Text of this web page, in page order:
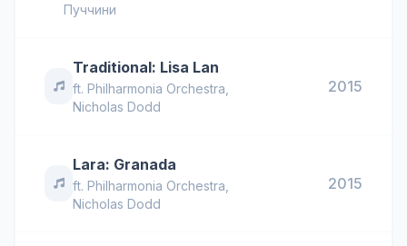
Пуччини
Traditional: Lisa Lan
ft.Philharmonia Orchestra
Nicholas Dodd
2015
Lara: Granada
ft.Philharmonia Orchestra
Nicholas Dodd
2015